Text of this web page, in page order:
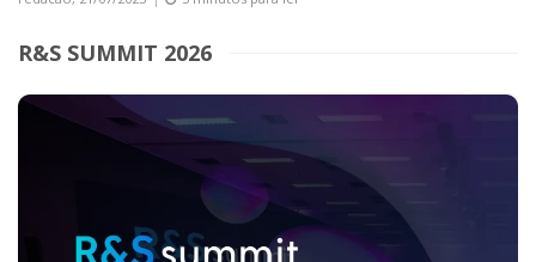
R&S SUMMIT 2026